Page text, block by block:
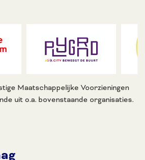
Maatschappelijke Voorzieningen
uit o.a. bovenstaande organisaties.